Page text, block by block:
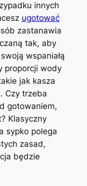
innych
ugotować
zastanawia
tak, aby
wspaniałą
proporcji wody
jak kasza
Czy trzeba
gotowaniem,
Klasyczny
sypko polega
zasad,
będzie